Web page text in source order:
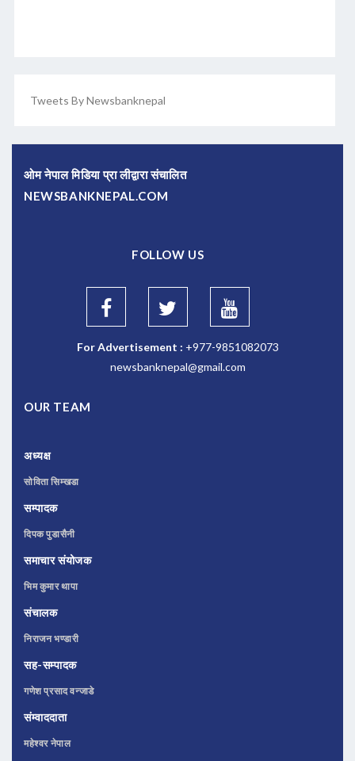
Tweets By Newsbanknepal
ओम नेपाल मिडिया प्रा लीद्वारा संचालित
NEWSBANKNEPAL.COM
FOLLOW US
For Advertisement : +977-9851082073
newsbanknepal@gmail.com
OUR TEAM
अध्यक्ष
सोविता सिम्खडा
सम्पादक
दिपक पुडासैनी
समाचार संयोजक
भिम कुमार थापा
संचालक
निराजन भण्डारी
सह-सम्पादक
गणेश प्रसाद वन्जाडे
संम्वाददाता
महेश्वर नेपाल